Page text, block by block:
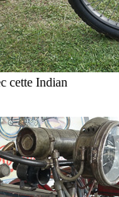
cette Indian